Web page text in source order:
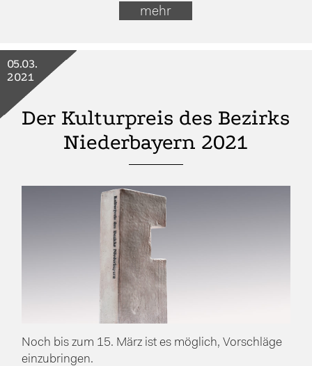
mehr
Der Kulturpreis des Bezirks
Niederbayern 2021
05.03.
2021
Noch bis zum 15. März ist es möglich, Vorschläge
einzubringen.